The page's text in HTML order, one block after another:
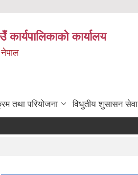
कार्यपालिकाको कार्यालय
तथा परियोजना विधुतीय शुसासन सेवा